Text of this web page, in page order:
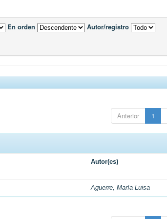
En orden Autor/registro
Anterior 1
Autor(es)
Aguerre, María Luisa